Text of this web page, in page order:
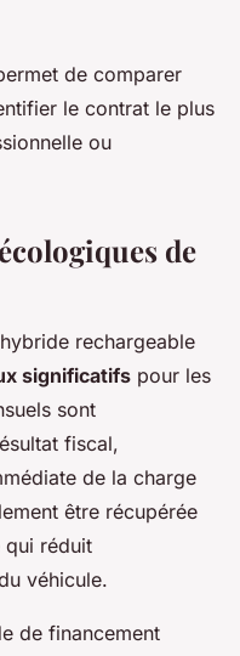
de comparer
le contrat le plus
ou
de
rechargeable
significatifs pour les
sont
fiscal,
de la charge
être récupérée
qui réduit
véhicule.
de financement